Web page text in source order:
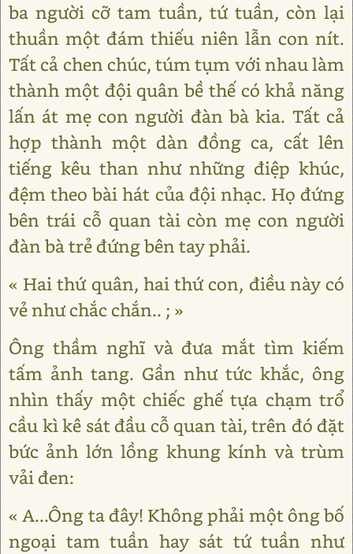
ba người cỡ tam tuần, tứ tuần, còn lại
thuần một đám thiếu niên lẫn con nít.
Tất cả chen chúc, túm tụm với nhau làm
thành một đội quân bề thế có khả năng
lấn át mẹ con người đàn bà kia. Tất cả
hợp thành một dàn đồng ca, cất lên
tiếng kêu than như những điệp khúc,
đệm theo bài hát của đội nhạc. Họ đứng
bên trái cỗ quan tài còn mẹ con người
đàn bà trẻ đứng bên tay phải.
« Hai thứ quân, hai thứ con, điều này có
vẻ như chắc chắn.. ; »
Ông thầm nghĩ và đưa mắt tìm kiếm
tấm ảnh tang. Gần như tức khắc, ông
nhìn thấy một chiếc ghế tựa chạm trổ
cầu kì kê sát đầu cỗ quan tài, trên đó đặt
bức ảnh lớn lồng khung kính và trùm
vải đen:
« A...Ông ta đây! Không phải một ông bố
ngoại tam tuần hay sát tứ tuần như